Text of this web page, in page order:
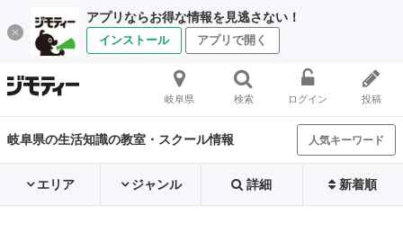
アプリならお得な情報を見逃さない！
インストール アプリで開く
岐阜県 検索 ログイン 投稿
岐阜県の生活知識の教室・スクール情報 人気キーワード
エリア ジャンル 詳細 新着順